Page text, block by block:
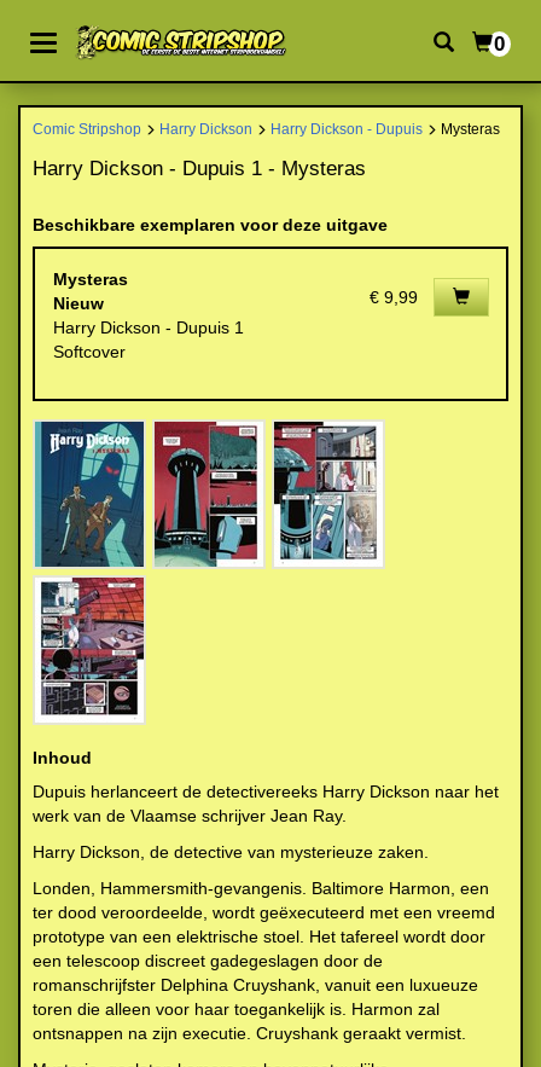
0
Comic Stripshop Harry Dickson Harry Dickson - Dupuis Mysteras
Harry Dickson - Dupuis 1 - Mysteras
Beschikbare exemplaren voor deze uitgave
Mysteras
Nieuw
Harry Dickson - Dupuis 1
Softcover
€ 9,99
Inhoud
Dupuis herlanceert de detectivereeks Harry Dickson naar het
werk van de Vlaamse schrijver Jean Ray.
Harry Dickson, de detective van mysterieuze zaken.
Londen, Hammersmith-gevangenis. Baltimore Harmon, een
ter dood veroordeelde, wordt geëxecuteerd met een vreemd
prototype van een elektrische stoel. Het tafereel wordt door
een telescoop discreet gadegeslagen door de
romanschrijfster Delphina Cruyshank, vanuit een luxueuze
toren die alleen voor haar toegankelijk is. Harmon zal
ontsnappen na zijn executie. Cruyshank geraakt vermist.